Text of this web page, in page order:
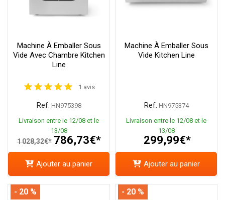
Machine À Emballer Sous
Vide Avec Chambre Kitchen
Line
1 avis
Ref. HN975398
Livraison entre le 12/08 et le
13/08
1 028,32€* 786,73€*
Ajouter au panier
Machine À Emballer Sous
Vide Kitchen Line
Ref. HN975374
Livraison entre le 12/08 et le
13/08
299,99€*
Ajouter au panier
- 20 % - 20 %